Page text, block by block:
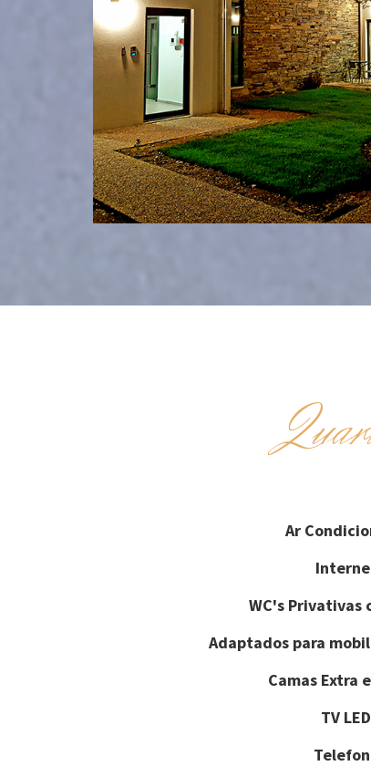
Ar
WC's Privativas
Adaptados para
Camas Extra
TV LED